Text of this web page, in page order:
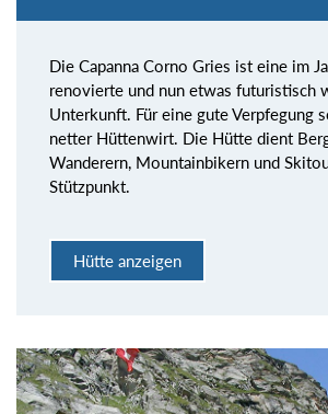
Die Capanna Corno Gries ist eine im
renovierte und nun etwas futuristisch
Unterkunft. Für eine gute Verpfegung
netter Hüttenwirt. Die Hütte dient
Wanderern, Mountainbikern und
Stützpunkt.
Hütte anzeigen